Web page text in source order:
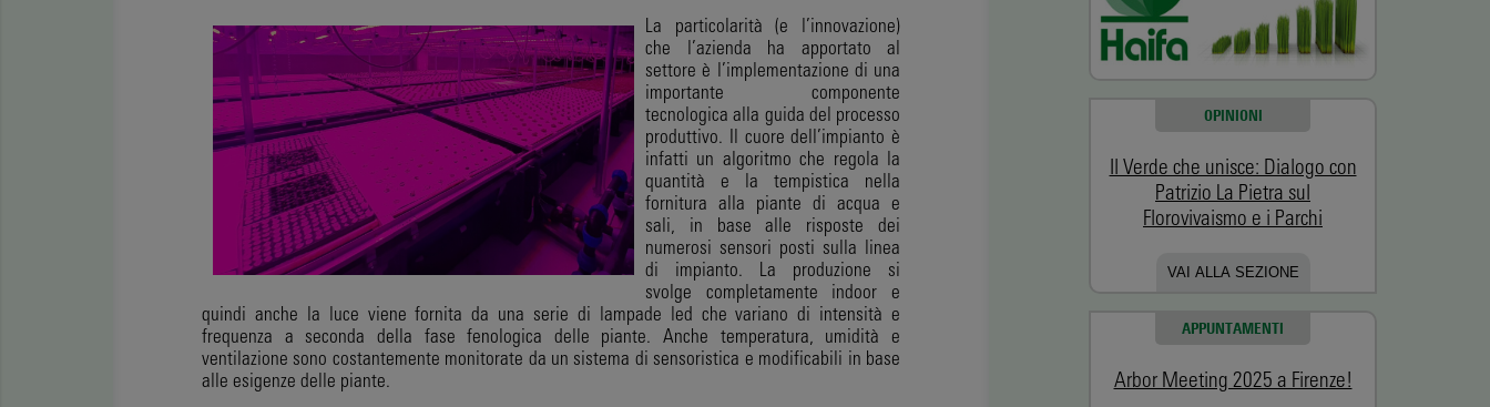
La particolarità (e l’innovazione)
che l’azienda ha apportato al
settore è l’implementazione di una
importante componente
tecnologica alla guida del processo
produttivo. Il cuore dell’impianto è
infatti un algoritmo che regola la
quantità e la tempistica nella
fornitura alla piante di acqua e
sali, in base alle risposte dei
numerosi sensori posti sulla linea
di impianto. La produzione si
svolge completamente indoor e
quindi anche la luce viene fornita da una serie di lampade led che variano di intensità e
frequenza a seconda della fase fenologica delle piante. Anche temperatura, umidità e
ventilazione sono costantemente monitorate da un sistema di sensoristica e modificabili in base
alle esigenze delle piante.
OPINIONI
Il Verde che unisce: Dialogo con
Patrizio La Pietra sul
Florovivaismo e i Parchi
VAI ALLA SEZIONE
APPUNTAMENTI
Arbor Meeting 2025 a Firenze!